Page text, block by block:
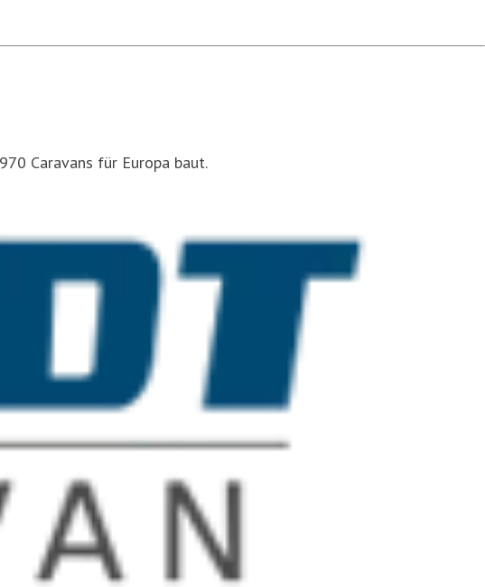
Caravans für Europa baut.